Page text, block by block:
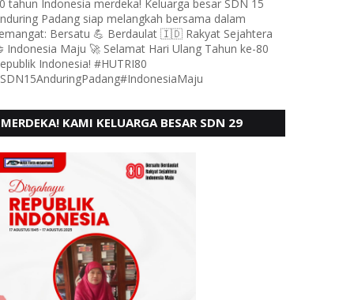
tahun Indonesia merdeka! Keluarga besar SDN 15
Padang siap melangkah bersama dalam
Bersatu 💪 Berdaulat 🇮🇩 Rakyat Sejahtera
Indonesia Maju 🚀 Selamat Hari Ulang Tahun ke-80
Indonesia! #HUTRI80
MERDEKA! KAMI KELUARGA BESAR SDN 29
MENGUCAPKAN HUT RI KE - 80